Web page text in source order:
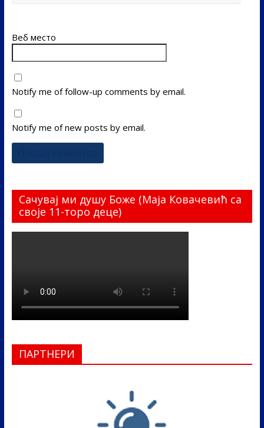
Веб место
Notify me of follow-up comments by email.
Notify me of new posts by email.
Сачувај ми душу Боже (Маја Ковачевић са
своје 11-торо деце)
ПАРТНЕРИ